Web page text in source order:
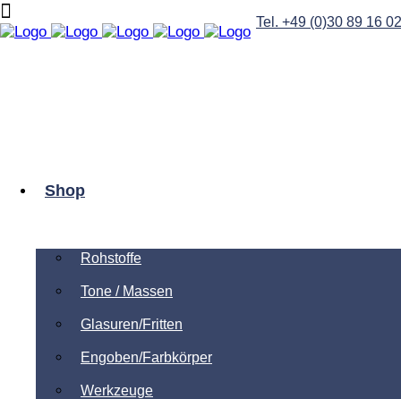
Tel. +49 (0)30 89 16
Shop
Rohstoffe
Tone / Massen
Glasuren/Fritten
Engoben/Farbkörper
Werkzeuge